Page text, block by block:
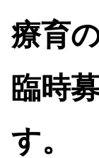
療育
臨時
す。